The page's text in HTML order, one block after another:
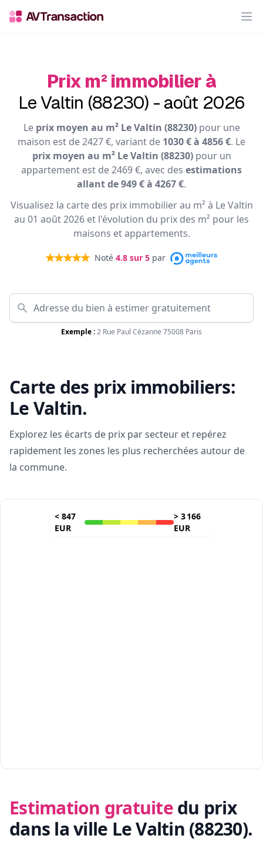
Prix m² immobilier à
Le Valtin (88230) - août 2026
Le prix moyen au m² Le Valtin (88230)pour une
maison est de 2427 €, variant de 1030 € à 4856 €. Le
prix moyen au m² Le Valtin (88230)pour un
appartement est de 2469 €, avec des estimations
allant de 949 € à 4267 €.
Visualisez la carte des prix immobilier au m² à Le Valtin
au 01 août 2026 et l'évolution du prix des m² pour les
maisons et appartements.
Noté 4.8 sur 5 par
Exemple :2 Rue Paul Cézanne 75008 Paris
Carte des prix immobiliers:
Le Valtin.
Explorez les écarts de prix par secteur et repérez
rapidement les zones les plus recherchées autour de
la commune.
< 847
EUR
> 3 166
EUR
Estimation gratuite du prix
dans la ville Le Valtin (88230).